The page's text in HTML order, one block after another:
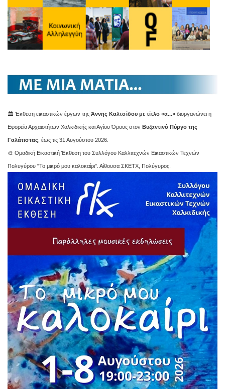
🏛️ Έκθεση εικαστικών έργων της Άννης Καλτσίδου με τίτλο «α...» διοργανώνει η
Εφορεία Αρχαιοτήτων Χαλκιδικής και Αγίου Όρους στον Βυζαντινό Πύργο της
Γαλάτιστας , έως τις 31 Αυγούστου 2026.
🎨 Ομαδική Εικαστική Έκθεση του Συλλόγου Καλλιτεχνών Εικαστικών Τεχνών
Πολυγύρου "Το μικρό μου καλοκαίρι". Αίθουσα ΣΚΕΤΧ, Πολύγυρος.